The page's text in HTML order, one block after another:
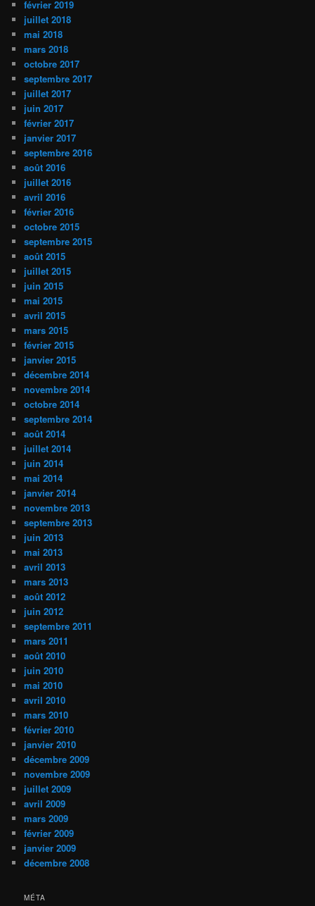
février 2019
juillet 2018
mai 2018
mars 2018
octobre 2017
septembre 2017
juillet 2017
juin 2017
février 2017
janvier 2017
septembre 2016
août 2016
juillet 2016
avril 2016
février 2016
octobre 2015
septembre 2015
août 2015
juillet 2015
juin 2015
mai 2015
avril 2015
mars 2015
février 2015
janvier 2015
décembre 2014
novembre 2014
octobre 2014
septembre 2014
août 2014
juillet 2014
juin 2014
mai 2014
janvier 2014
novembre 2013
septembre 2013
juin 2013
mai 2013
avril 2013
mars 2013
août 2012
juin 2012
septembre 2011
mars 2011
août 2010
juin 2010
mai 2010
avril 2010
mars 2010
février 2010
janvier 2010
décembre 2009
novembre 2009
juillet 2009
avril 2009
mars 2009
février 2009
janvier 2009
décembre 2008
MÉTA